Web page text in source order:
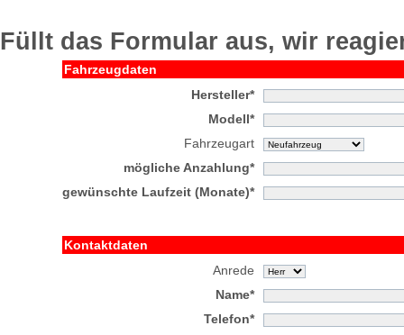
Füllt das Formular aus, wir
Fahrzeugdaten
Hersteller*
Modell*
Fahrzeugart
mögliche Anzahlung*
gewünschte Laufzeit (Monate)*
Kontaktdaten
Anrede
Name*
Telefon*